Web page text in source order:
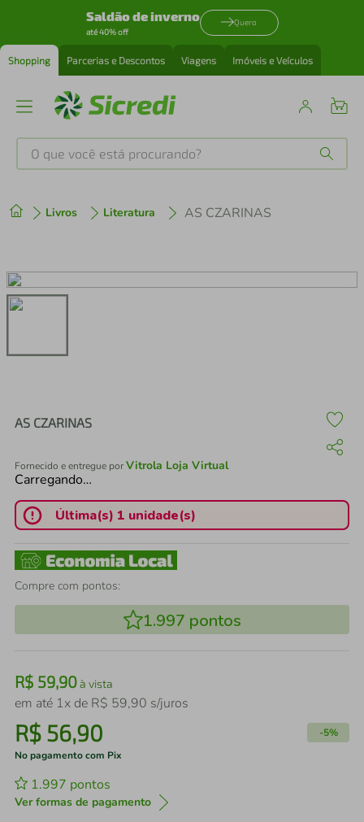
Saldão de inverno
até 40% off
Quero
Shopping Parcerias e Descontos Viagens Imóveis e Veículos
O que você está procurando?
Livros Literatura AS CZARINAS
AS CZARINAS
Fornecido e entregue porVitrola Loja Virtual
Carregando…
Última(s) 1 unidade(s)
Compre com pontos:
1.997 pontos
R$ 59,90à vista
em até 1x de R$ 59,90 s/juros
R$ 56,90 -5%
No pagamento com Pix
1.997 pontos
Ver formas de pagamento
2º cafeteira